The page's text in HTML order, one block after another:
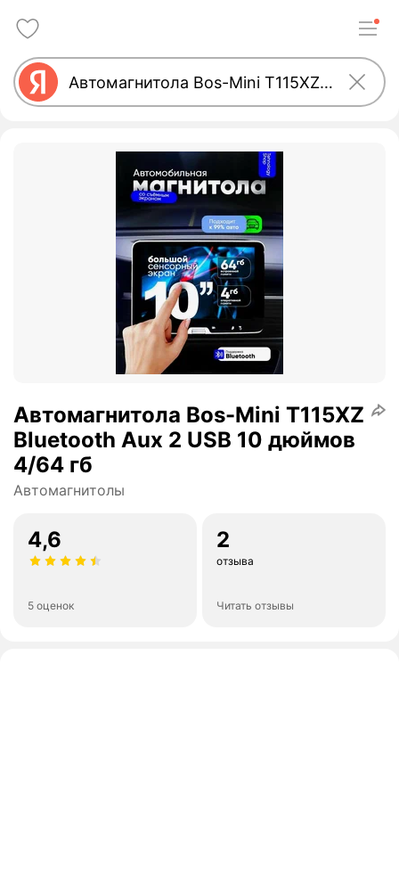
Автомагнитола Bos-Mini T115XZ
Bluetooth Aux 2 USB 10 дюймов
4/64 гб
Автомагнитолы
4,6
5 оценок
2
отзыва
Читать отзывы